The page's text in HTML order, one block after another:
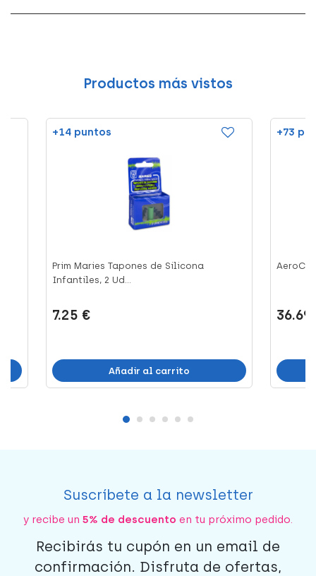
Productos más vistos
+14 puntos
Prim Maries Tapones de Silicona
Infantiles, 2 Ud...
7.25 €
Añadir al carrito
+73
36.69
Suscríbete a la newsletter
y recibe un 5% de descuento en tu próximo pedido.
Recibirás tu cupón en un email de
confirmación. Disfruta de ofertas,